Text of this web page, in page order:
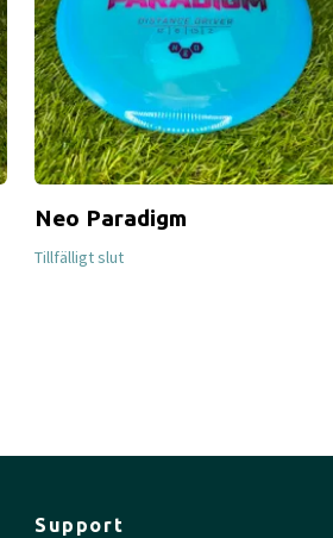
Neo Paradigm
Tillfälligt slut
Support